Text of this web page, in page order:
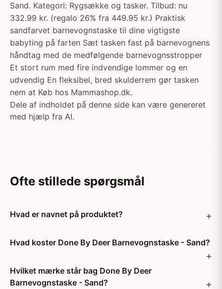
Sand. Kategori: Rygsække og tasker. Tilbud: nu
332.99 kr. (regalo 26% fra 449.95 kr.) Praktisk
sandfarvet barnevognstaske til dine vigtigste
babyting på farten Sæt tasken fast på barnevognens
håndtag med de medfølgende barnevognsstropper
Et stort rum med fire indvendige lommer og en
udvendig En fleksibel, bred skulderrem gør tasken
nem at Køb hos Mammashop.dk.
Dele af indholdet på denne side kan være genereret
med hjælp fra AI.
Ofte stillede spørgsmål
Hvad er navnet på produktet?
Hvad koster Done By Deer Barnevognstaske - Sand?
Hvilket mærke står bag Done By Deer
Barnevognstaske - Sand?